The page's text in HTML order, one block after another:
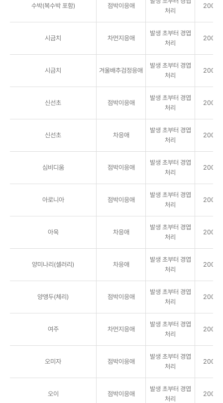
수박(복수박 포함) 점박이응애
처리
2000
시금치 차먼지응애
발생 초부터 경엽
처리
2000
시금치 겨울배추검정응애
발생 초부터 경엽
처리
2000
신선초 점박이응애
발생 초부터 경엽
처리
2000
신선초 차응애
발생 초부터 경엽
처리
2000
심비디움 점박이응애
발생 초부터 경엽
처리
2000
아로니아 점박이응애
발생 초부터 경엽
처리
2000
아욱 차응애
발생 초부터 경엽
처리
2000
양미나리(셀러리) 차응애
발생 초부터 경엽
처리
2000
양앵두(체리) 점박이응애
발생 초부터 경엽
처리
2000
여주 차먼지응애
발생 초부터 경엽
처리
2000
오미자 점박이응애
발생 초부터 경엽
처리
2000
오이 점박이응애
발생 초부터 경엽
처리
2000